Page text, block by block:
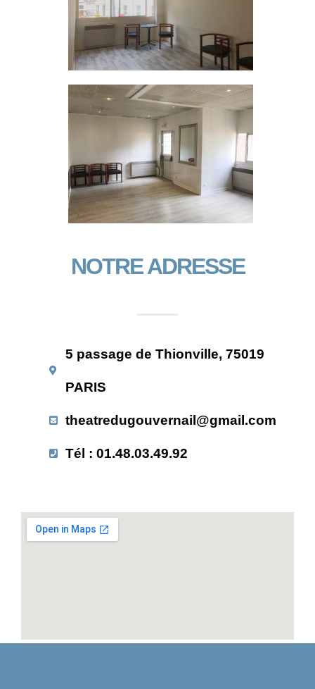
NOTRE ADRESSE
5 passage de Thionville, 75019
PARIS
theatredugouvernail@gmail.com
Tél : 01.48.03.49.92